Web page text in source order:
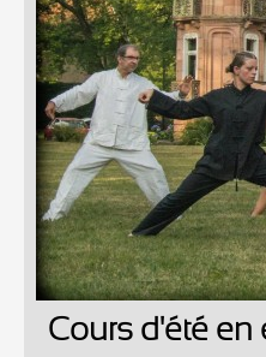
Cours d'été en